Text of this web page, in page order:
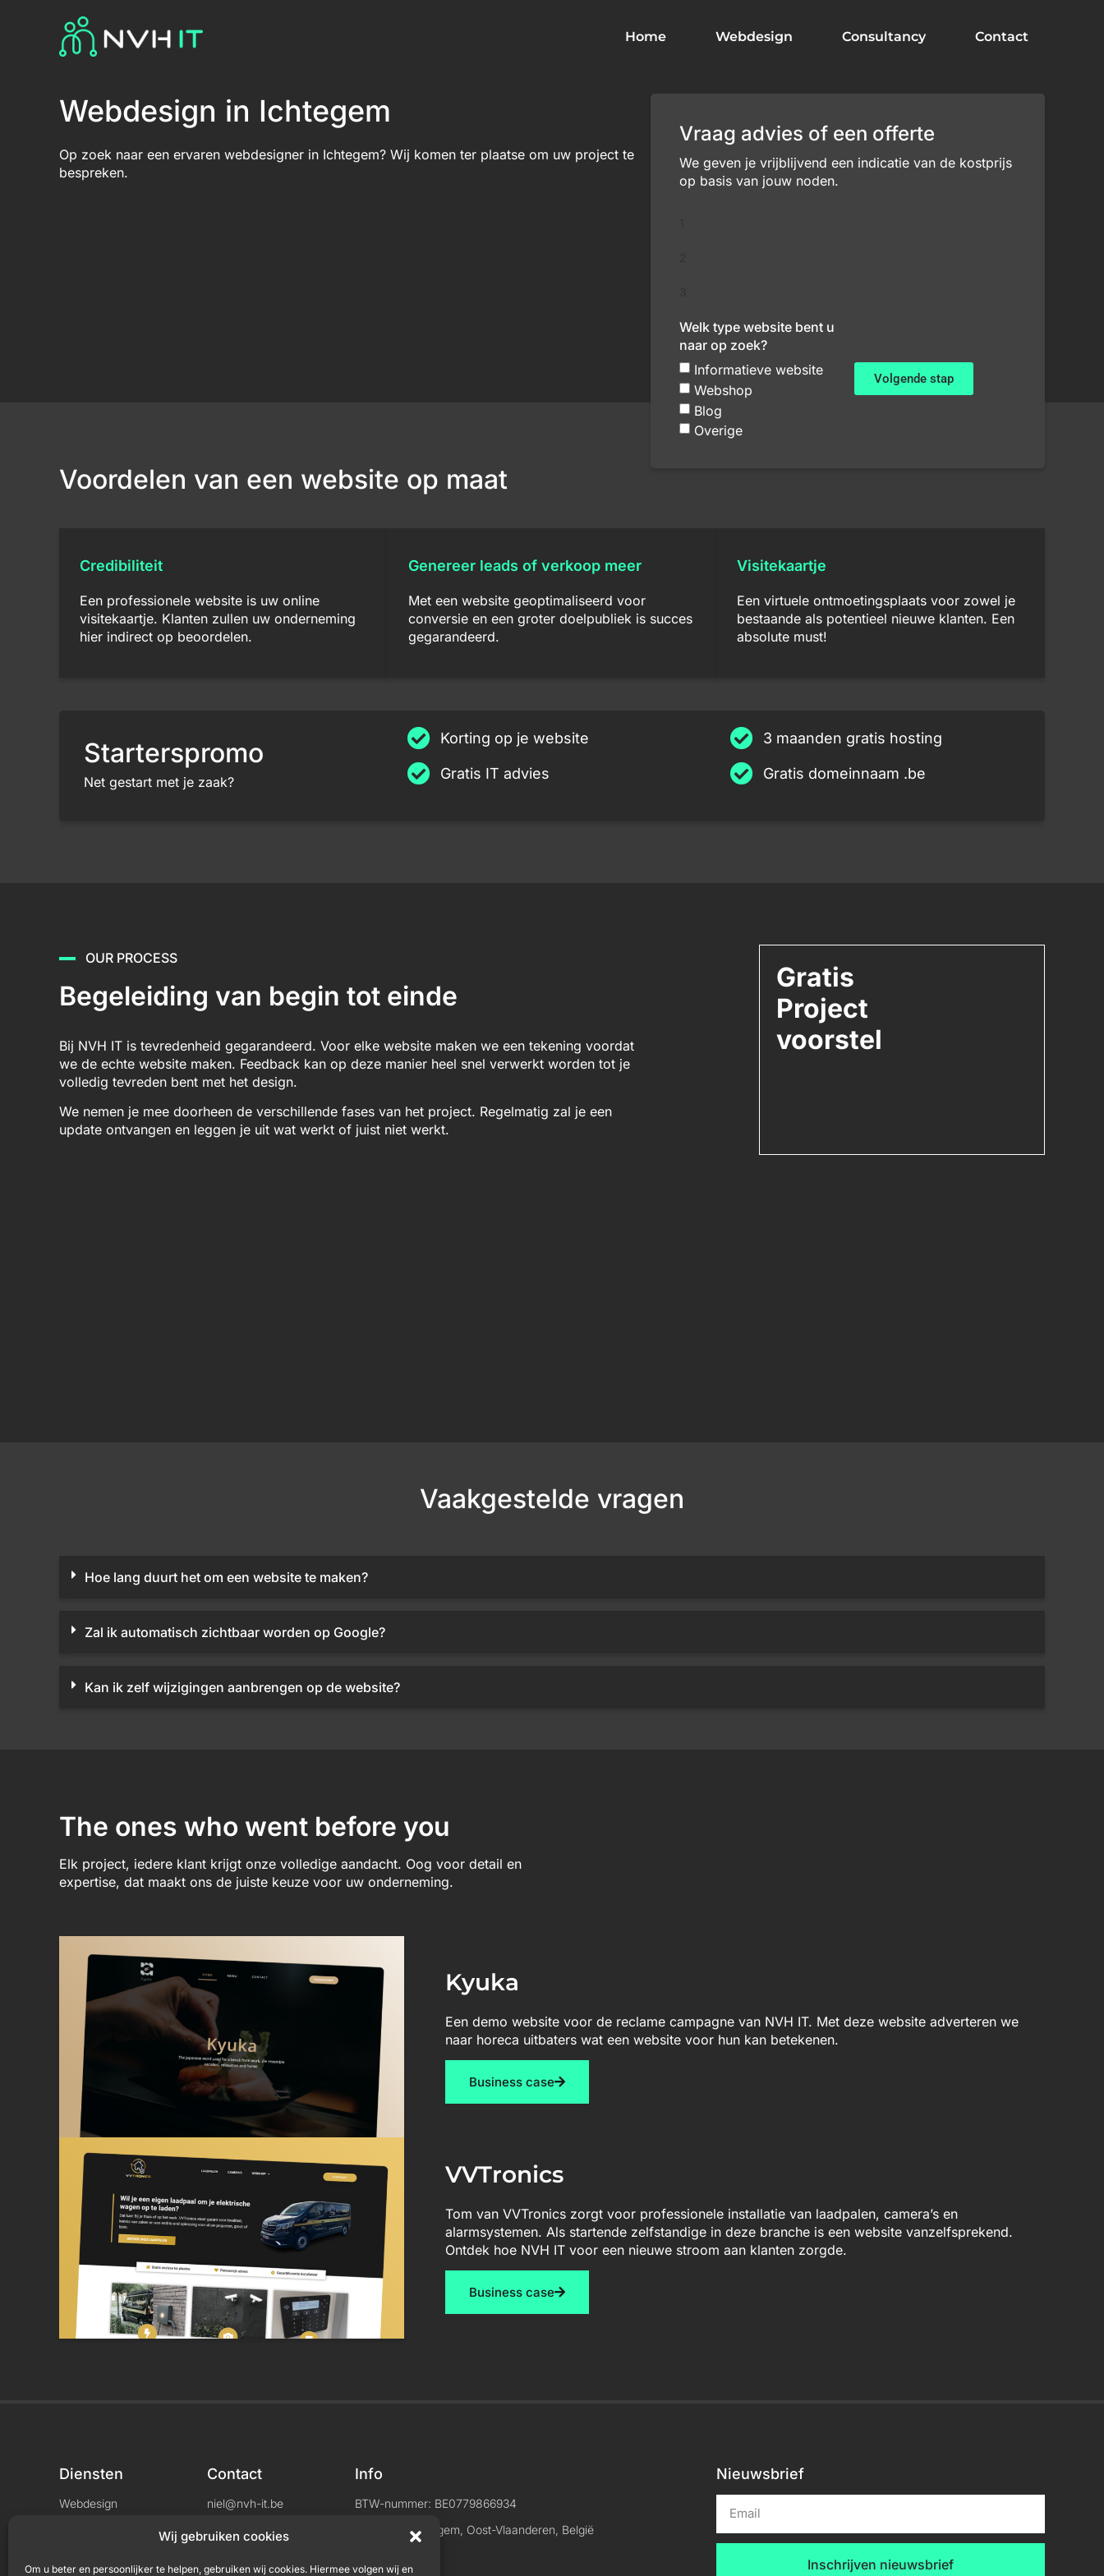
Wij gebruiken cookies
Om u beter en persoonlijker te helpen, gebruiken wij cookies. Hiermee volgen wij en
Home Webdesign Consultancy Contact
Webdesign in Ichtegem
Op zoek naar een ervaren webdesigner in Ichtegem? Wij komen ter plaatse om uw project te
bespreken.
Vraag advies of een offerte
We geven je vrijblijvend een indicatie van de kostprijs
op basis van jouw noden.
Welk type website bent u
naar op zoek?
Informatieve website
Webshop
Blog
Overige
Volgende stap
Voordelen van een website op maat
Credibiliteit
Een professionele website is uw online
visitekaartje. Klanten zullen uw onderneming
hier indirect op beoordelen.
Genereer leads of verkoop meer
Met een website geoptimaliseerd voor
conversie en een groter doelpubliek is succes
gegarandeerd.
Visitekaartje
Een virtuele ontmoetingsplaats voor zowel je
bestaande als potentieel nieuwe klanten. Een
absolute must!
Starterspromo
Net gestart met je zaak?
Korting op je website
Gratis IT advies
3 maanden gratis hosting
Gratis domeinnaam .be
OUR PROCESS
Begeleiding van begin tot einde
Bij NVH IT is tevredenheid gegarandeerd. Voor elke website maken we een tekening voordat
we de echte website maken. Feedback kan op deze manier heel snel verwerkt worden tot je
volledig tevreden bent met het design.
We nemen je mee doorheen de verschillende fases van het project. Regelmatig zal je een
update ontvangen en leggen je uit wat werkt of juist niet werkt.
Gratis
Project
voorstel
Vaakgestelde vragen
Hoe lang duurt het om een website te maken?
Zal ik automatisch zichtbaar worden op Google?
Kan ik zelf wijzigingen aanbrengen op de website?
The ones who went before you
Elk project, iedere klant krijgt onze volledige aandacht. Oog voor detail en
expertise, dat maakt ons de juiste keuze voor uw onderneming.
Kyuka
Een demo website voor de reclame campagne van NVH IT. Met deze website adverteren we
naar horeca uitbaters wat een website voor hun kan betekenen.
Business case
VVTronics
Tom van VVTronics zorgt voor professionele installatie van laadpalen, camera’s en
alarmsystemen. Als startende zelfstandige in deze branche is een website vanzelfsprekend.
Ontdek hoe NVH IT voor een nieuwe stroom aan klanten zorgde.
Business case
Diensten
Webdesign
Contact
niel@nvh-it.be
+32 456 04 33 71
Info
BTW-nummer: BE0779866934
Locatie: Maldegem, Oost-Vlaanderen, België
Nieuwsbrief
Inschrijven nieuwsbrief